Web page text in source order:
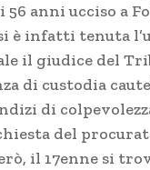
anni ucciso a
è infatti tenuta
il giudice del
di custodia
di
del
il 17enne si